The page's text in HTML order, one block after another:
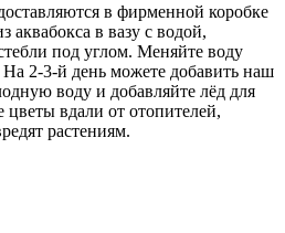
в фирменной коробке
аквабокса в вазу с водой,
под углом. Меняйте воду
На 2-3-й день можете добавить наш
воду и добавляйте лёд для
вдали от отопителей,
растениям.